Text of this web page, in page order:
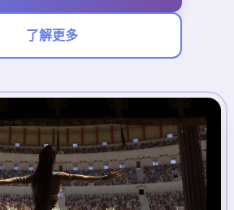
了解更多